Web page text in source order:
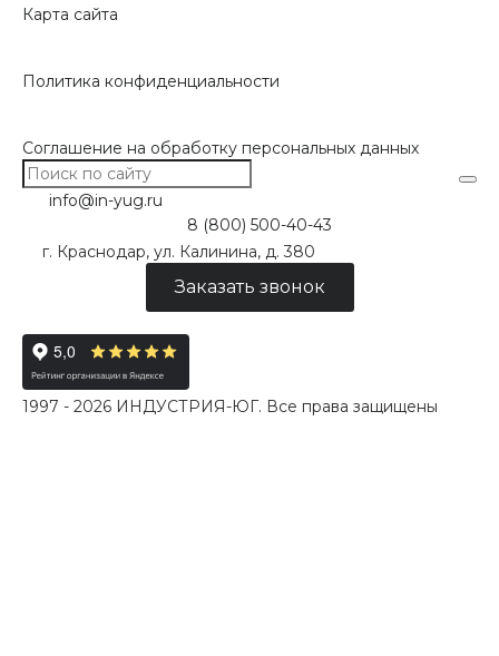
Карта сайта
Политика конфиденциальности
Соглашение на обработку персональных данных
info@in-yug.ru
8 (800) 500-40-43
г. Краснодар, ул. Калинина, д. 380
Заказать звонок
1997 - 2026 ИНДУСТРИЯ-ЮГ. Все права защищены